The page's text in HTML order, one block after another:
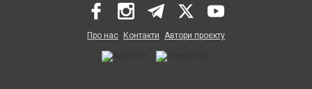
Про нас Контакти Автори проєкту